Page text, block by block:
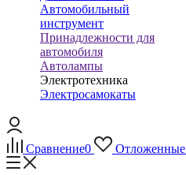
Автомобильный
инструмент
Принадлежности для
автомобиля
Автолампы
Электротехника
Электросамокаты
Сравнение0 Отложенные